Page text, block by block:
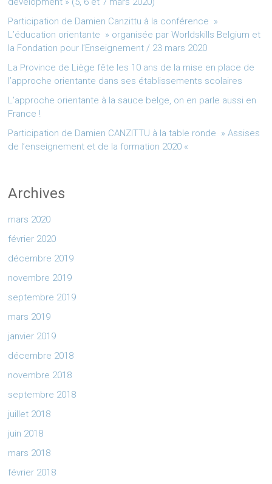
Participation de Damien Canzittu à la conférence »
L’éducation orientante » organisée par Worldskills Belgium et
la Fondation pour l’Enseignement / 23 mars 2020
La Province de Liège fête les 10 ans de la mise en place de
l’approche orientante dans ses établissements scolaires
L’approche orientante à la sauce belge, on en parle aussi en
France !
Participation de Damien CANZITTU à la table ronde » Assises
de l’enseignement et de la formation 2020 «
Archives
mars 2020
février 2020
décembre 2019
novembre 2019
septembre 2019
mars 2019
janvier 2019
décembre 2018
novembre 2018
septembre 2018
juillet 2018
juin 2018
mars 2018
février 2018